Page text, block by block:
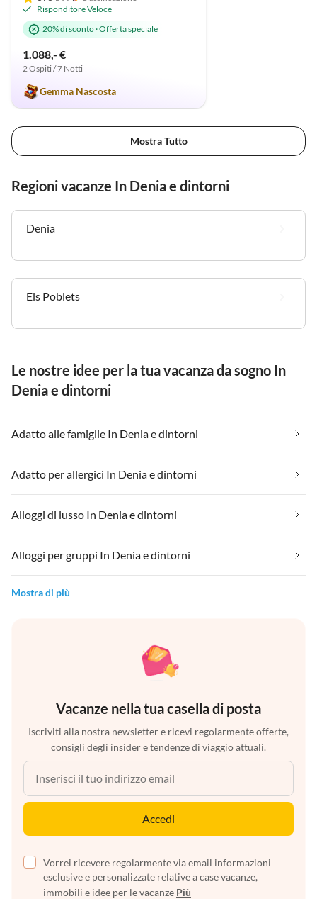
Risponditore Veloce
20% di sconto·Offerta speciale
1.088,- €
2 Ospiti / 7 Notti
Gemma Nascosta
Mostra Tutto
Regioni vacanze In Denia e dintorni
Denia
Els Poblets
Le nostre idee per la tua vacanza da sogno In
Denia e dintorni
Adatto alle famiglie In Denia e dintorni
Adatto per allergici In Denia e dintorni
Alloggi di lusso In Denia e dintorni
Alloggi per gruppi In Denia e dintorni
Mostra di più
Vacanze nella tua casella di posta
Iscriviti alla nostra newsletter e ricevi regolarmente offerte,
consigli degli insider e tendenze di viaggio attuali.
Accedi
Vorrei ricevere regolarmente via email informazioni
esclusive e personalizzate relative a case vacanze,
immobili e idee per le vacanze Più